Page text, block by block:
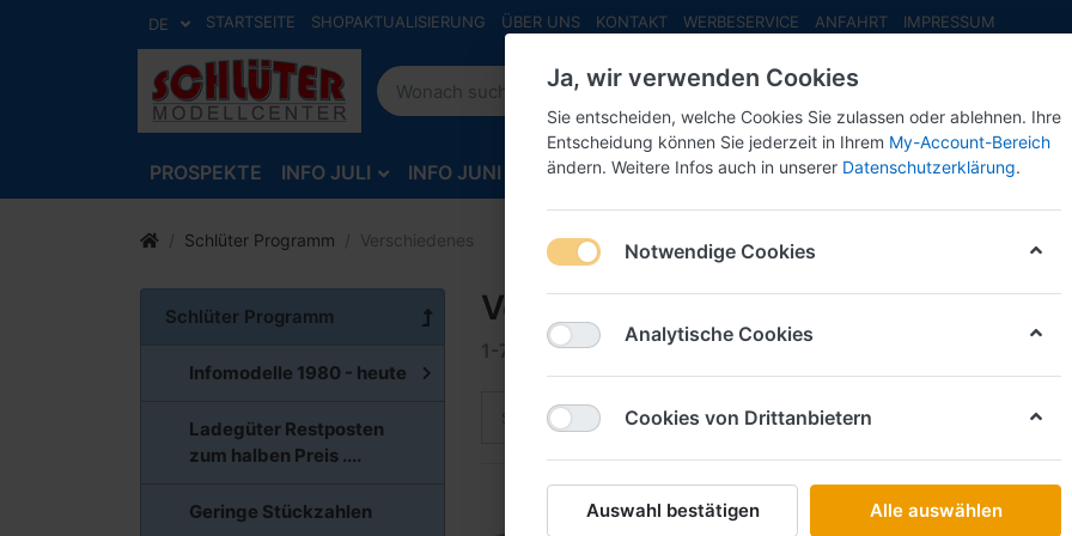
DE STARTSEITE SHOPAKTUALISIERUNG ÜBER UNS KONTAKT WERBESERVICE ANFAHRT IMPRESSUM
PROSPEKTE INFO JULI INFO JUNI INFO MAI NEU EINGETROFFEN NEUHEITEN
Schlüter Programm Verschiedenes
Schlüter Programm
Infomodelle 1980 - heute
Ladegüter Restposten
zum halben Preis ....
Geringe Stückzahlen
Verschiedenes
1-7 von7
Sortiere nach Name: A bis Z
SCHLÜTER SORTIMENT
Ja, wir verwenden Cookies
Sie entscheiden, welche Cookies Sie zulassen oder ablehnen. Ihre
Entscheidung können Sie jederzeit in Ihrem My-Account-Bereich
ändern. Weitere Infos auch in unserer Datenschutzerklärung.
Notwendige Cookies
Analytische Cookies
Cookies von Drittanbietern
Auswahl bestätigen Alle auswählen